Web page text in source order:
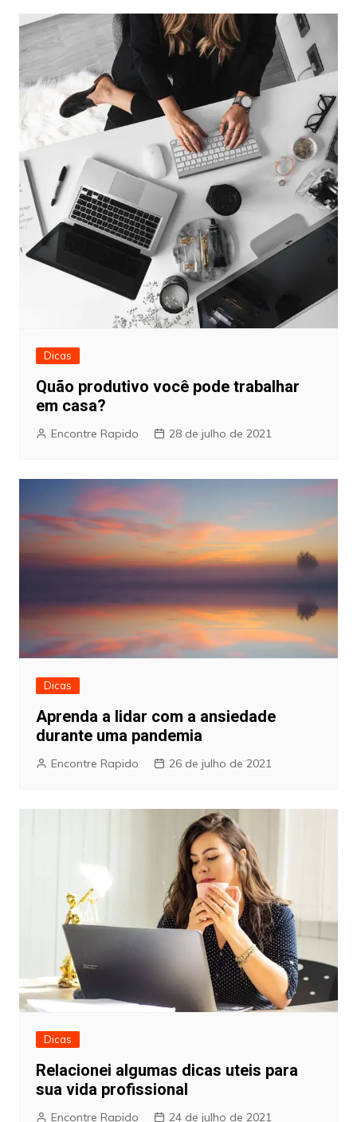
Dicas
Quão produtivo você pode trabalhar
em casa?
Encontre Rapido 28 de julho de 2021
Dicas
Aprenda a lidar com a ansiedade
durante uma pandemia
Encontre Rapido 26 de julho de 2021
Dicas
Relacionei algumas dicas uteis para
sua vida profissional
Encontre Rapido 24 de julho de 2021